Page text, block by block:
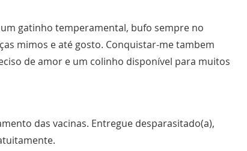
gatinho temperamental, bufo sempre no
mimos e até gosto. Conquistar-me tambem
de amor e um colinho disponível para muitos
das vacinas. Entregue desparasitado(a),